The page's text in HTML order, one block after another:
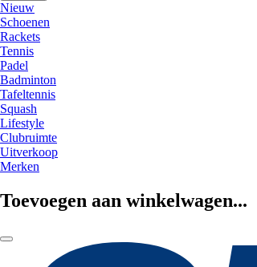
Nieuw
Schoenen
Rackets
Tennis
Padel
Badminton
Tafeltennis
Squash
Lifestyle
Clubruimte
Uitverkoop
Merken
Toevoegen aan winkelwagen...